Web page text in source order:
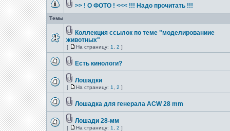
>> ! О ФОТО ! <<< !!! Надо прочитать !!!
Темы
Коллекция ссылок по теме "моделированиие
животных"
[ На страницу: 1 2 ]
Есть кинологи?
Лошадки
[ На страницу: 1 2 ]
Лошадка для генерала ACW 28 mm
Лошади 28-мм
[ На страницу: 1 2 ]